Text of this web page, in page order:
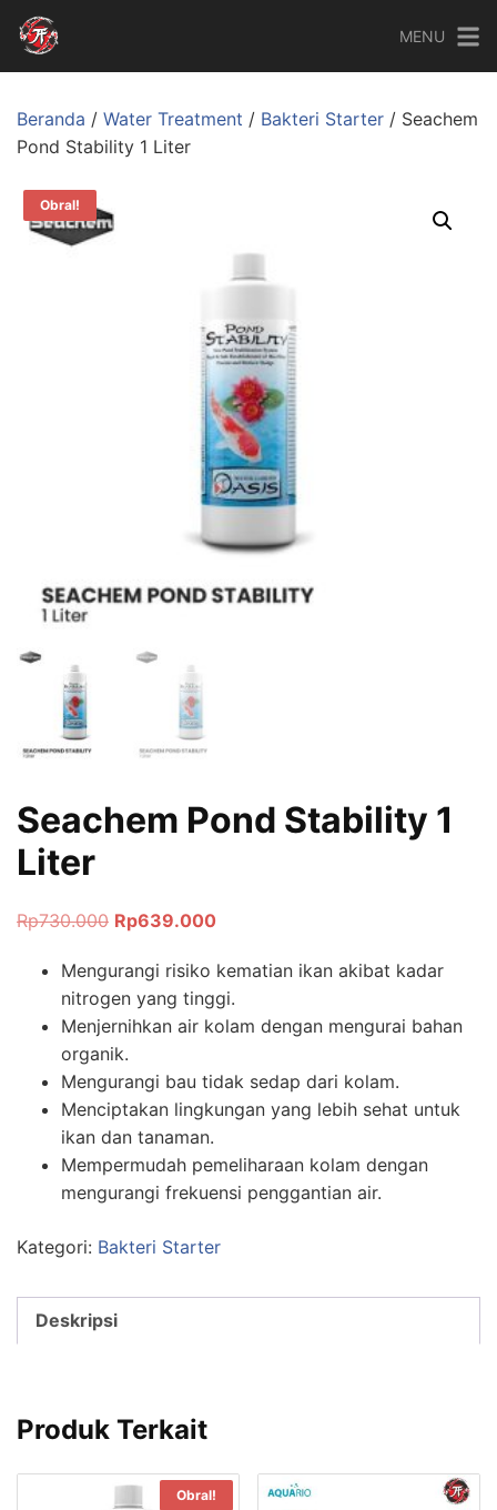
MENU
Beranda / Water Treatment / Bakteri Starter / Seachem
Pond Stability 1 Liter
Obral!
Seachem Pond Stability 1
Liter
Rp730.000 Rp639.000
Mengurangi risiko kematian ikan akibat kadar
nitrogen yang tinggi.
Menjernihkan air kolam dengan mengurai bahan
organik.
Mengurangi bau tidak sedap dari kolam.
Menciptakan lingkungan yang lebih sehat untuk
ikan dan tanaman.
Mempermudah pemeliharaan kolam dengan
mengurangi frekuensi penggantian air.
Kategori: Bakteri Starter
Deskripsi
Produk Terkait
Obral!